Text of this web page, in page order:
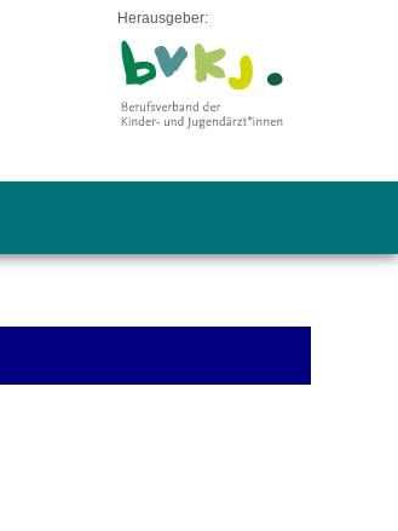
Herausgeber: